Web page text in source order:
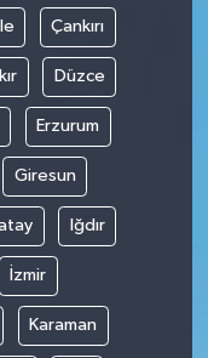
Çankırı
Düzce
Erzurum
Giresun
Iğdır
İzmir
Karaman